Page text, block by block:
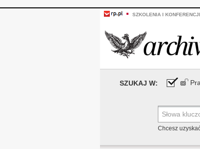
SZKOLENIA I
SZUKAJ W:
Chcesz